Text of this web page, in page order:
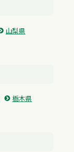
山梨県
栃木県